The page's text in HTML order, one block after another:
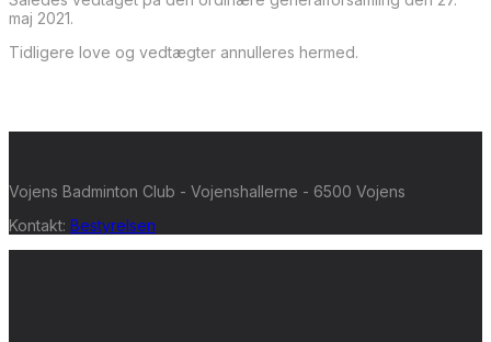
maj 2021.
Tidligere love og vedtægter annulleres hermed.
Vojens Badminton Club - Vojenshallerne - 6500 Vojens
Kontakt: Bestyrelsen